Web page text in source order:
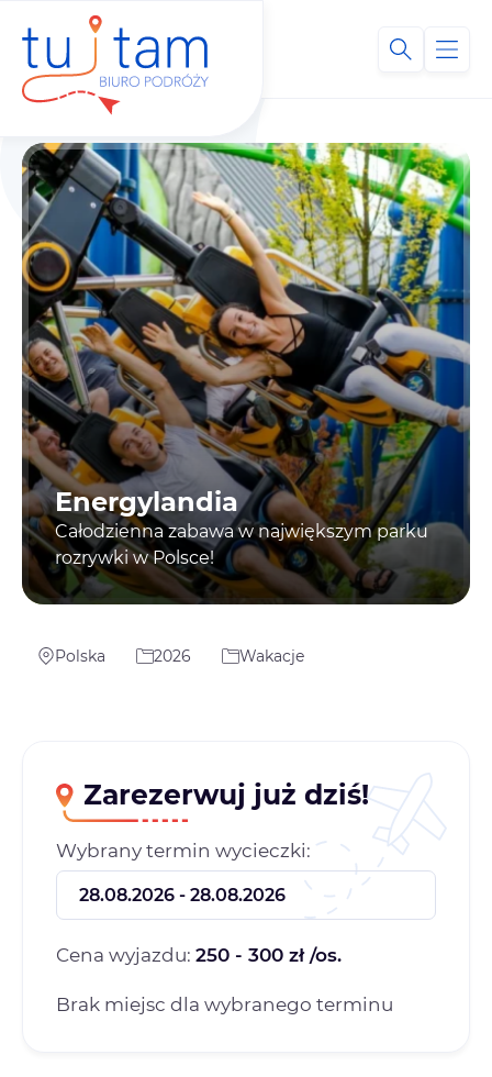
Energylandia
Całodzienna zabawa w największym parku
rozrywki w Polsce!
Polska 2026 Wakacje
Zarezerwuj już dziś!
Wybrany termin wycieczki:
Cena wyjazdu: 250 - 300 zł /os.
Brak miejsc dla wybranego terminu